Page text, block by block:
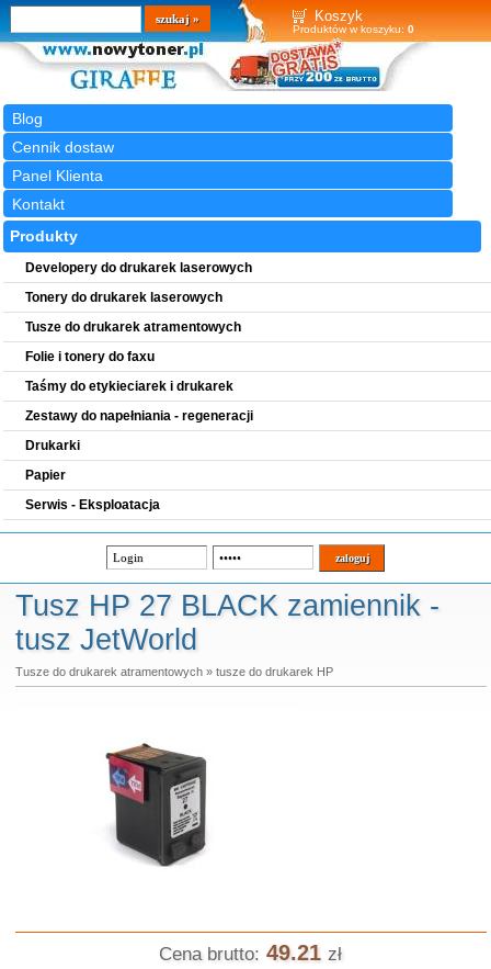
Koszyk
Produktów w koszyku: 0
Blog
Cennik dostaw
Panel Klienta
Kontakt
Wyszukiwarka
szukaj
Produkty
Developery do drukarek laserowych
Tonery do drukarek laserowych
Tusze do drukarek atramentowych
Folie i tonery do faxu
Taśmy do etykieciarek i drukarek
Zestawy do napełniania - regeneracji
Drukarki
Papier
Serwis - Eksploatacja
Tusz HP 27 BLACK zamiennik -
tusz JetWorld
Tusze do drukarek atramentowych» tusze do drukarek HP
Cena brutto: 49.21 zł